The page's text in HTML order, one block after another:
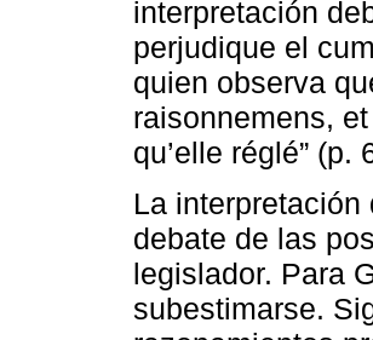
interpretación
perjudique el
quien observa
raisonnemens,
qu’elle réglé” (p.
La
debate de las
legislador. Para
subestimarse.